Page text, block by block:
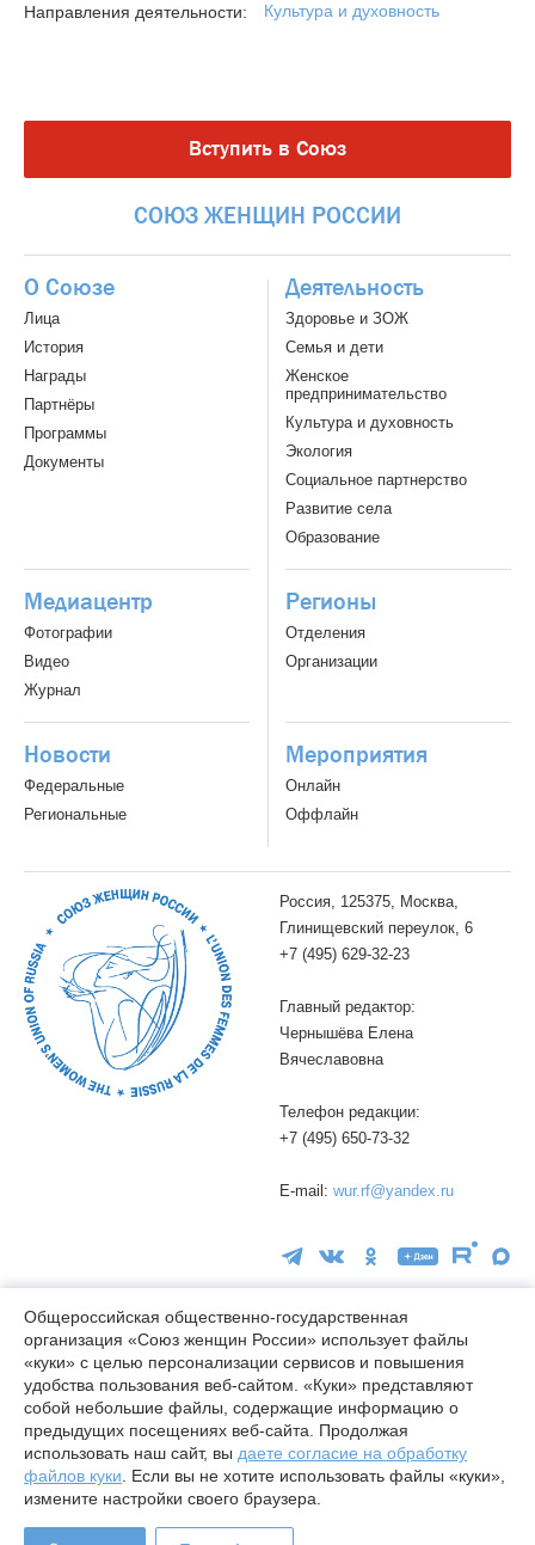
Направления деятельности:
Культура и духовность
Вступить в Союз
СОЮЗ ЖЕНЩИН РОССИИ
О Союзе
Лица
История
Награды
Партнёры
Программы
Документы
Деятельность
Здоровье и ЗОЖ
Семья и дети
Женское
предпринимательство
Культура и духовность
Экология
Социальное партнерство
Развитие села
Образование
Медиацентр
Фотографии
Видео
Журнал
Регионы
Отделения
Организации
Новости
Федеральные
Региональные
Мероприятия
Онлайн
Оффлайн
Россия, 125375, Москва,
Глинищевский переулок, 6
+7 (495) 629-32-23
Главный редактор:
Чернышёва Елена
Вячеславовна
Телефон редакции:
+7 (495) 650-73-32
E-mail: wur.rf@yandex.ru
16+
© wuor.ru Использование материалов сайта разрешается только
при указании ссылки на источник
Правовая информация
Карта сайта
Лицензия СМИ Эл № ФС77-78338 от 24.04.2020
Общероссийская общественно-государственная
организация «Союз женщин России» использует файлы
«куки» с целью персонализации сервисов и повышения
удобства пользования веб-сайтом. «Куки» представляют
собой небольшие файлы, содержащие информацию о
предыдущих посещениях веб-сайта. Продолжая
использовать наш сайт, вы даете согласие на обработку
файлов куки . Если вы не хотите использовать файлы «куки»,
измените настройки своего браузера.